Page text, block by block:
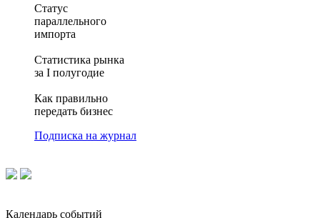
Статус
параллельного
импорта
Статистика рынка
за I полугодие
Как правильно
передать бизнес
Подписка на журнал
Календарь событий